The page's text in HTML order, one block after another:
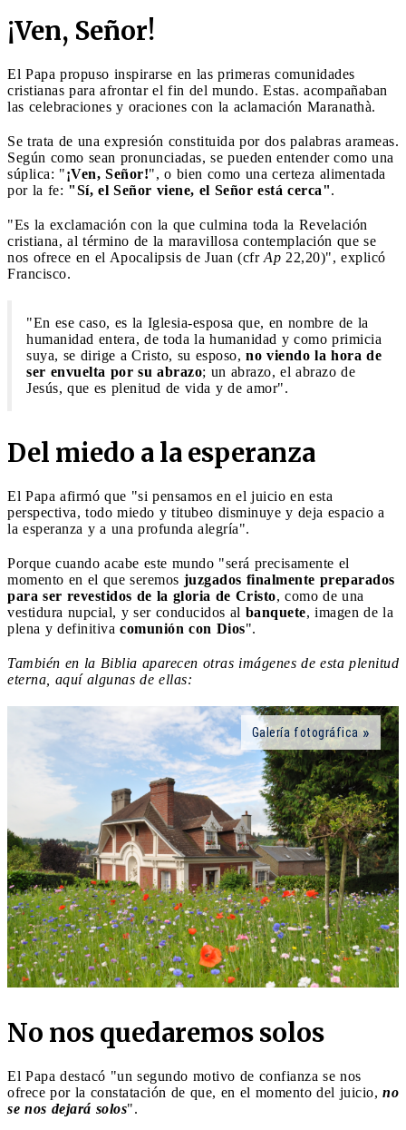
¡Ven, Señor!
El Papa propuso inspirarse en las primeras comunidades
cristianas para afrontar el fin del mundo. Estas. acompañaban
las celebraciones y oraciones con la aclamación Maranathà.
Se trata de una expresión constituida por dos palabras arameas.
Según como sean pronunciadas, se pueden entender como una
súplica: "¡Ven, Señor!", o bien como una certeza alimentada
por la fe: "Sí, el Señor viene, el Señor está cerca".
"Es la exclamación con la que culmina toda la Revelación
cristiana, al término de la maravillosa contemplación que se
nos ofrece en el Apocalipsis de Juan (cfr Ap 22,20)", explicó
Francisco.
"En ese caso, es la Iglesia-esposa que, en nombre de la
humanidad entera, de toda la humanidad y como primicia
suya, se dirige a Cristo, su esposo, no viendo la hora de
ser envuelta por su abrazo; un abrazo, el abrazo de
Jesús, que es plenitud de vida y de amor".
Del miedo a la esperanza
El Papa afirmó que "si pensamos en el juicio en esta
perspectiva, todo miedo y titubeo disminuye y deja espacio a
la esperanza y a una profunda alegría".
Porque cuando acabe este mundo "será precisamente el
momento en el que seremos juzgados finalmente preparados
para ser revestidos de la gloria de Cristo, como de una
vestidura nupcial, y ser conducidos al banquete, imagen de la
plena y definitiva comunión con Dios".
También en la Biblia aparecen otras imágenes de esta plenitud
eterna, aquí algunas de ellas:
Galería fotográfica
No nos quedaremos solos
El Papa destacó "un segundo motivo de confianza se nos
ofrece por la constatación de que, en el momento del juicio, no
se nos dejará solos".